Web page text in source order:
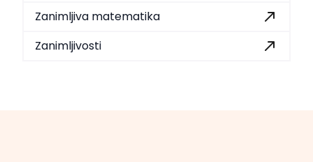
Zanimljiva matematika
Zanimljivosti